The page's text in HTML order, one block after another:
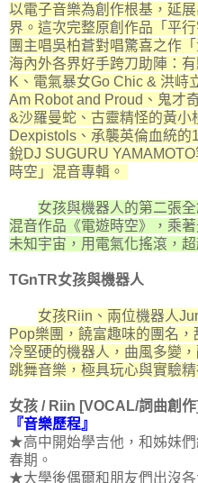
以電子音樂為創作根基，延
界。這次完整原創作品「平
團主唱吳柏蒼對唱驚喜之作
海內外各界好手跨刀助陣：
K、電氣暴女Go Chic & 洪峙
Am Robot and Proud、鬼才
&沙羅曼蛇、古靈精怪的黃小
Dexpistols、承襲英倫血統
銳DJ SUGURU
時空」混音專輯。
女孩與機器人的第二張
混音作品《電遊時空》，乘
未知宇宙，用電氣化搖滾，
TGnTR女孩與機器人
女孩Riin、兩位機器人
Pop樂團，饒富趣味的團名
冷堅硬的機器人，曲風多變
跳舞音樂，極具玩心與實驗精
女孩 / Riin [VOCAL/詞曲創作]
『音樂歷程』
★高中開始學吉他，和姊妹
春期。
★大學後偶爾和朋友們出沒